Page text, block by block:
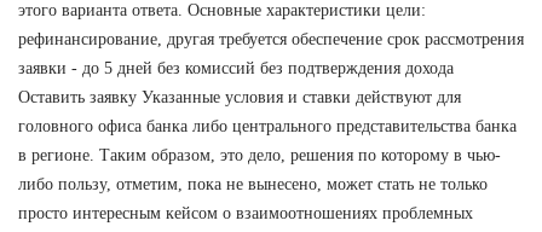
этого варианта ответа. Основные характеристики цели:
рефинансирование, другая требуется обеспечение срок рассмотрения
заявки - до 5 дней без комиссий без подтверждения дохода
Оставить заявку Указанные условия и ставки действуют для
головного офиса банка либо центрального представительства банка
в регионе. Таким образом, это дело, решения по которому в чью-
либо пользу, отметим, пока не вынесено, может стать не только
просто интересным кейсом о взаимоотношениях проблемных